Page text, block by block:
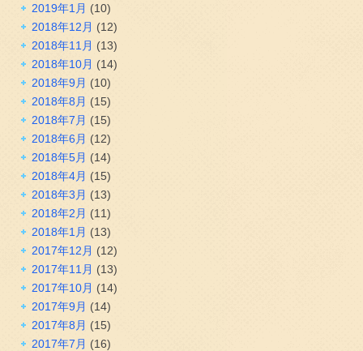
2019年1月 (10)
2018年12月 (12)
2018年11月 (13)
2018年10月 (14)
2018年9月 (10)
2018年8月 (15)
2018年7月 (15)
2018年6月 (12)
2018年5月 (14)
2018年4月 (15)
2018年3月 (13)
2018年2月 (11)
2018年1月 (13)
2017年12月 (12)
2017年11月 (13)
2017年10月 (14)
2017年9月 (14)
2017年8月 (15)
2017年7月 (16)